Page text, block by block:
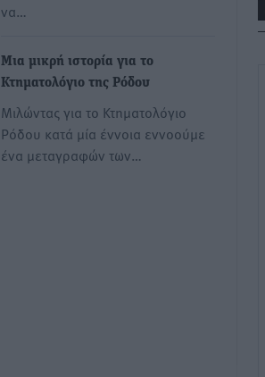
να…
Μια μικρή ιστορία για το
Κτηματολόγιο της Ρόδου
Μιλώντας για το Κτηματολόγιο
Ρόδου κατά μία έννοια εννοούμε
ένα μεταγραφών των…